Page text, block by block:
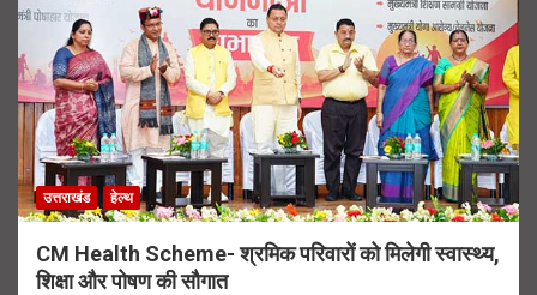
उत्तराखंड हेल्थ
CM Health Scheme- श्रमिक परिवारों को मिलेगी स्वास्थ्य,
शिक्षा और पोषण की सौगात